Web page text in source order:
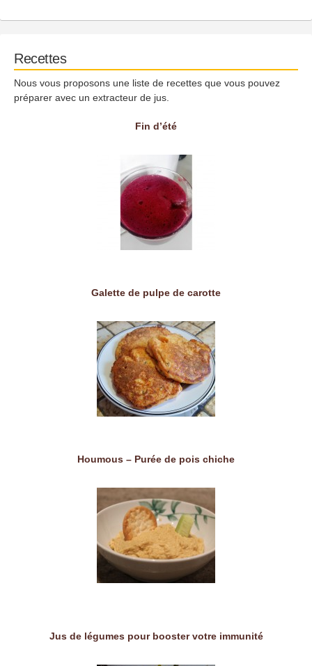
Recettes
Nous vous proposons une liste de recettes que vous pouvez
préparer avec un extracteur de jus.
Fin d’été
Galette de pulpe de carotte
Houmous – Purée de pois chiche
Jus de légumes pour booster votre immunité